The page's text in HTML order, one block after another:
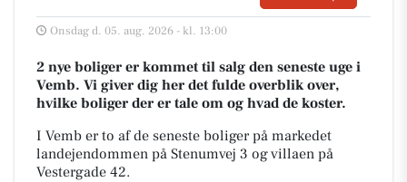
Onsdag d. 05. aug. 2026 - kl. 13:00
2 nye boliger er kommet til salg den seneste uge i
Vemb. Vi giver dig her det fulde overblik over,
hvilke boliger der er tale om og hvad de koster.
I Vemb er to af de seneste boliger på markedet
landejendommen på Stenumvej 3 og villaen på
Vestergade 42.